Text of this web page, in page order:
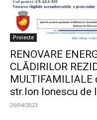
Proiecte
RENOVARE
CLĂDIRILOR
str.Ion Ionescu de
26/04/2023